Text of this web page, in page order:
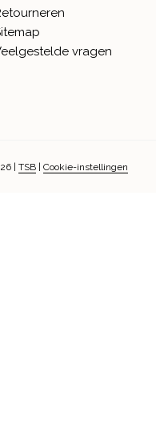
vragen
| TSB | Cookie-instellingen